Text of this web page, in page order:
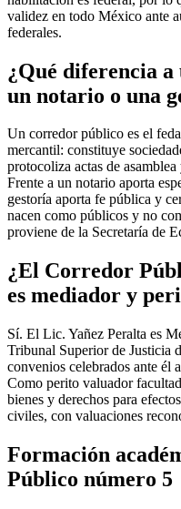
validez en todo México ante
federales.
¿Qué diferencia
un notario o una
Un corredor público es el
mercantil: constituye
protocoliza actas de
Frente a un notario aporta
gestoría aporta fe pública y
nacen como públicos y no
proviene de la Secretaría de
¿El Corredor
es mediador y
Sí. El Lic. Yañez Peralta es
Tribunal Superior de Justicia
convenios celebrados ante él
Como perito valuador
bienes y derechos para
civiles, con valuaciones
Formación
Público número 5